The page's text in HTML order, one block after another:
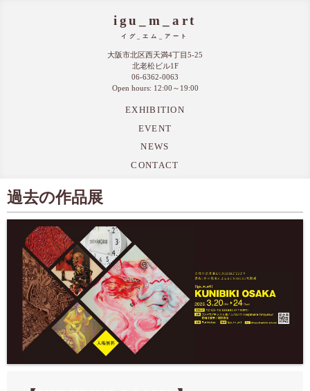
igu_m_art
イグ_エム_アート
大阪市北区西天満4丁目5-25
北老松ビル1F
06-6362-0063
Open hours: 12:00～19:00
EXHIBITION
EVENT
NEWS
CONTACT
過去の作品展